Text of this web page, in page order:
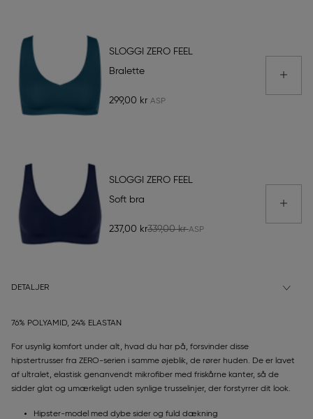
SLOGGI ZERO FEEL
Bralette
299,00 kr
SLOGGI ZERO FEEL
Soft bra
237,00 kr339,00 kr
DETALJER
76% POLYAMID, 24% ELASTAN
For usynlig komfort under alt, hvad du har på, forsvinder disse
hipstertrusser fra ZERO-serien i samme øjeblik, de rører huden. De er lavet
af ultralet, elastisk genanvendt mikrofiber med friskårne kanter, så de
sidder glat og umærkeligt uden synlige trusselinjer, der forstyrrer dit look.
Hipster-model med dybe sider og fuld dækning